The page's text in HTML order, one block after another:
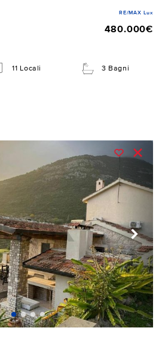
RE/MAX Lux
480.000€
11 Locali 3 Bagni